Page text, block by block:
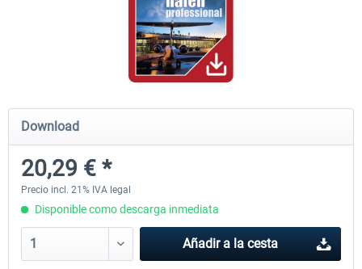
Download
20,29 € *
Precio incl. 21% IVA legal
Disponible como descarga inmediata
Añadir a la cesta